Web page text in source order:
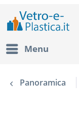
Menu
Panoramica